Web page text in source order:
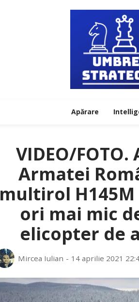
Apărare
VIDEO/
Armatei
multirol
ori mai mic
elicopter de
Mircea Iulian 14 aprilie 2021